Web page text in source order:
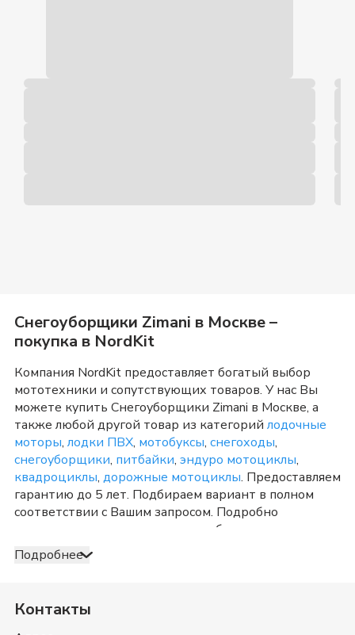
Снегоуборщики Zimani в Москве–
покупка в NordKit
Компания NordKit предоставляет богатый выбор
мототехники и сопутствующих товаров. У нас Вы
можете купить Снегоуборщики Zimani в Москве, а
также любой другой товар из категорий лодочные
моторы, лодки ПВХ, мотобуксы, снегоходы,
снегоуборщики, питбайки, эндуро мотоциклы,
квадроциклы, дорожные мотоциклы. Предоставляем
гарантию до 5 лет. Подбираем вариант в полном
соответствии с Вашим запросом. Подробно
консультируем и отвечаем на любые вопросы по
телефону и в шоу-руме в
категорииСнегоуборщики Zimani
Московская область
Оплата принимается несколькими способами:
Подробнее
Контакты